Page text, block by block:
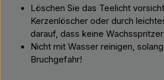
Löschen Sie das Teelicht
Kerzenlöscher oder durch
darauf, dass keine
Nicht mit Wasser reinigen,
Bruchgefahr!